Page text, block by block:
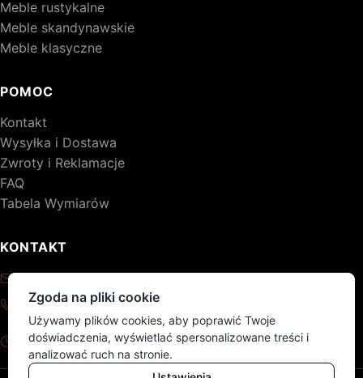
Meble rustykalne
Meble skandynawskie
Meble klasyczne
POMOC
Kontakt
Wysyłka i Dostawa
Zwroty i Reklamacje
FAQ
Tabela Wymiarów
KONTAKT
kontakt@drewniane-meble.pl
+48 795 776 620
Pon - Pt: 8:00 - 17:00
Sob - Nd: nieczynne
Zgoda na pliki cookie
Używamy plików cookies, aby poprawić Twoje
doświadczenia, wyświetlać spersonalizowane treści i
analizować ruch na stronie.